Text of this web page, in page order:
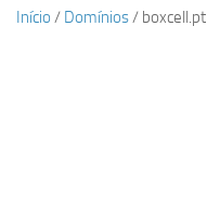
Início / Domínios/ boxcell.pt